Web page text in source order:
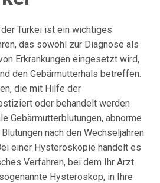
Türkei ist ein wichtiges
das sowohl zur Diagnose als
Erkrankungen eingesetzt wird,
den Gebärmutterhals betreffen.
die mit Hilfe der
oder behandelt werden
Gebärmutterblutungen, abnorme
nach den Wechseljahren
einer Hysteroskopie handelt es
Verfahren, bei dem Ihr Arzt
Hysteroskop, in Ihre